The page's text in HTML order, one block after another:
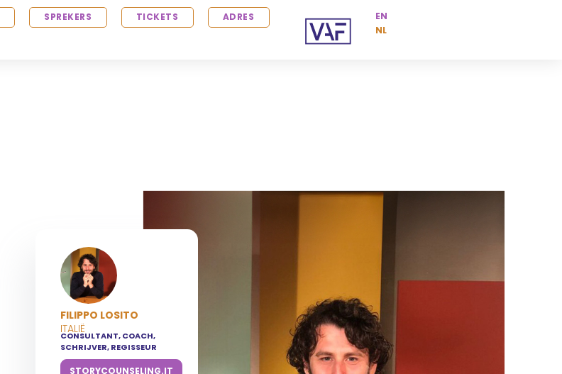
SPREKERS TICKETS ADRES
EN
NL
FILIPPO LOSITO
ITALIË
CONSULTANT, COACH,
SCHRIJVER, REGISSEUR
STORYCOUNSELING.IT